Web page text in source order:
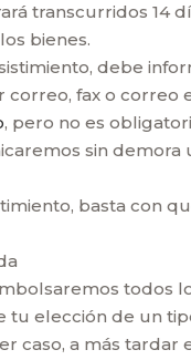
transcurridos
bienes.
debe
correo, fax o
, pero no es
sin
basta con
todos
elección de un
caso, a más